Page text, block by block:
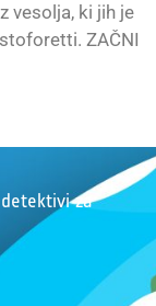
vesolja, ki jih je
ZAČNI
za